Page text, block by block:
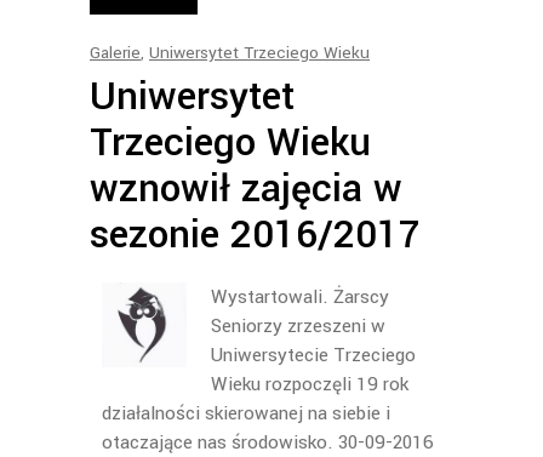
Galerie, Uniwersytet Trzeciego Wieku
Uniwersytet
Trzeciego Wieku
wznowił zajęcia w
sezonie 2016/2017
Wystartowali. Żarscy
Seniorzy zrzeszeni w
Uniwersytecie Trzeciego
Wieku rozpoczęli 19 rok
działalności skierowanej na siebie i
otaczające nas środowisko. 30-09-2016